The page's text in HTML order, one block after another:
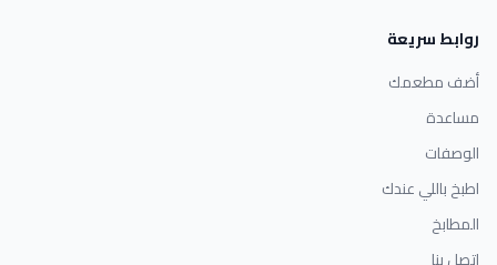
روابط سريعة
أضف مطعمك
مساعدة
الوصفات
اطبخ باللي عندك
المطابخ
اتصل بنا